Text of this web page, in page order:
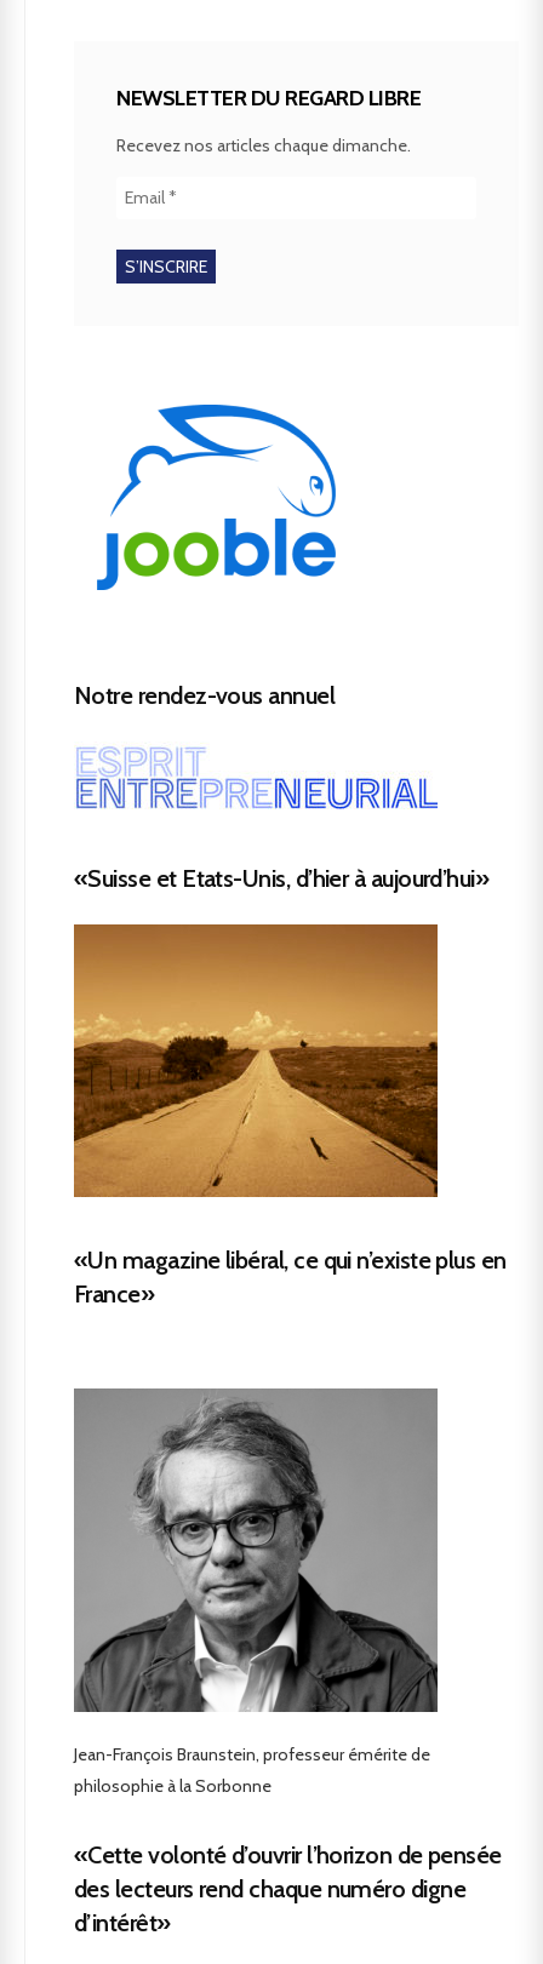
NEWSLETTER DU REGARD LIBRE
Recevez nos articles chaque dimanche.
Notre rendez-vous annuel
«Suisse et Etats-Unis, d’hier à aujourd’hui»
«Un magazine libéral, ce qui n’existe plus en
France»
Jean-François Braunstein, professeur émérite de
philosophie à la Sorbonne
«Cette volonté d’ouvrir l’horizon de pensée
des lecteurs rend chaque numéro digne
d’intérêt»